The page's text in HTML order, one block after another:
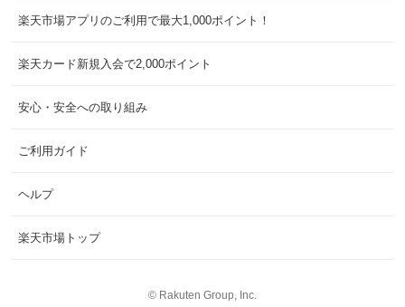
楽天市場アプリのご利用で最大1,000ポイント！
楽天カード新規入会で2,000ポイント
安心・安全への取り組み
ご利用ガイド
ヘルプ
楽天市場トップ
© Rakuten Group, Inc.